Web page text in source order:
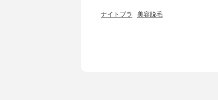
ナイトブラ 美容脱毛